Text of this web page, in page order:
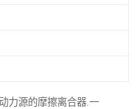
力源的摩擦离合器.一